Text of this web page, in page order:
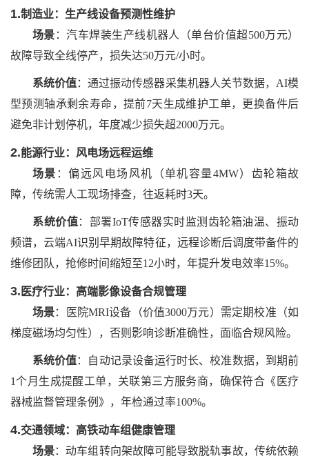
1.制造业：生产线设备预测性维护
场景 ：汽车焊装生产线机器人（单台价值超500万元）
故障导致全线停产，损失达50万元/小时。
系统价值：通过振动传感器采集机器人关节数据， AI模
型预测轴承剩余寿命，提前7天生成维护工单，更换备件后
避免非计划停机，年度减少损失超2000万元。
2.能源行业：风电场远程运维
场景 ：偏远风电场风机（单机容量4MW）齿轮箱故
障，传统需人工现场排查，往返耗时3天。
系统价值：部署IoT传感器实时监测齿轮箱油温、振动
频谱，云端AI识别早期故障特征，远程诊断后调度带备件的
维修团队，抢修时间缩短至12小时，年提升发电效率15%。
3. 医疗行业：高端影像设备合规管理
场景：医院MRI设备（价值3000万元）需定期校准（如
梯度磁场均匀性），否则影响诊断准确性，面临合规风险。
系统价值：自动记录设备运行时长、校准数据，到期前
1个月生成提醒工单，关联第三方服务商，确保符合《医疗
器械监督管理条例》，年检通过率100%。
4.交通领域：高铁动车组健康管理
场景：动车组转向架故障可能导致脱轨事故，传统依赖